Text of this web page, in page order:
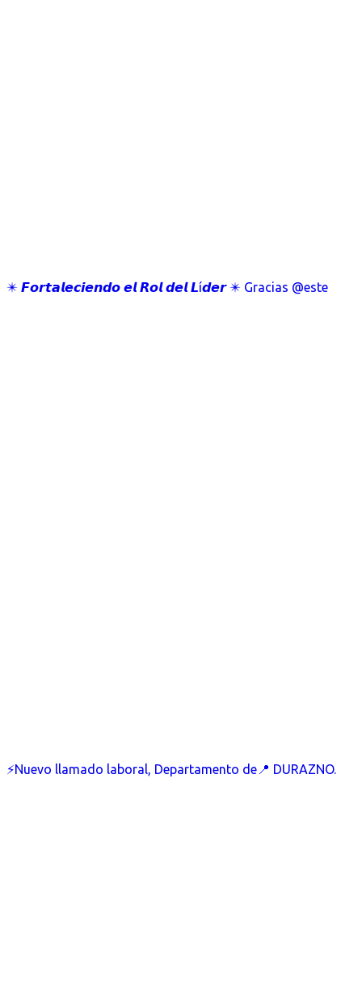
✴️ 𝙁𝙤𝙧𝙩𝙖𝙡𝙚𝙘𝙞𝙚𝙣𝙙𝙤 𝙚𝙡 𝙍𝙤𝙡 𝙙𝙚𝙡 𝙇í𝙙𝙚𝙧 ✴️ Gracias @este
⚡Nuevo llamado laboral, Departamento de📍 DURAZNO.